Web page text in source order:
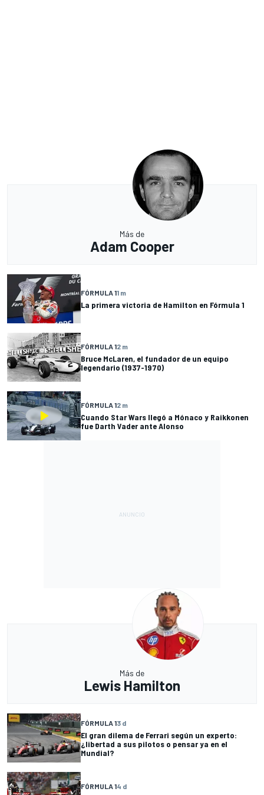
Más de
Adam Cooper
FÓRMULA 11 m
La primera victoria de Hamilton en Fórmula 1
FÓRMULA 12 m
Bruce McLaren, el fundador de un equipo
legendario (1937-1970)
FÓRMULA 12 m
Cuando Star Wars llegó a Mónaco y Raikkonen
fue Darth Vader ante Alonso
Más de
Lewis Hamilton
FÓRMULA 13 d
El gran dilema de Ferrari según un experto:
¿libertad a sus pilotos o pensar ya en el
Mundial?
FÓRMULA 14 d